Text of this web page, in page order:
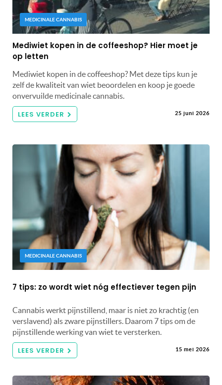
MEDICINALE CANNABIS
Mediwiet kopen in de coffeeshop? Hier moet je
op letten
Mediwiet kopen in de coffeeshop? Met deze tips kun je
zelf de kwaliteit van wiet beoordelen en koop je goede
onvervuilde medicinale cannabis.
LEES VERDER 25 juni 2026
MEDICINALE CANNABIS
7 tips: zo wordt wiet nóg effectiever tegen pijn
Cannabis werkt pijnstillend, maar is niet zo krachtig (en
verslavend) als zware pijnstillers. Daarom 7 tips om de
pijnstillende werking van wiet te versterken.
LEES VERDER 15 mei 2026